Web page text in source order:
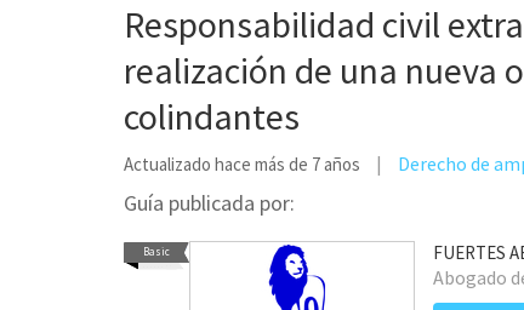
Responsabilidad civil
realización de una nueva
colindantes
Actualizado hace más de 7 años Derecho de
Guía publicada por:
Basic FUERTES
Abogado